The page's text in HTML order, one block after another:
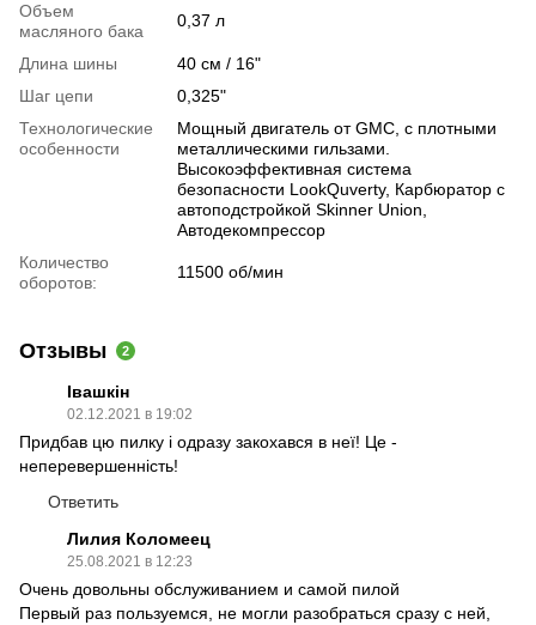
Объем
масляного бака
0,37 л
Длина шины
40 см / 16"
Шаг цепи
0,325"
Технологические
особенности
Мощный двигатель от GMC, с плотными
металлическими гильзами.
Высокоэффективная система
безопасности LookQuverty, Карбюратор с
автоподстройкой Skinner Union,
Автодекомпрессор
Количество
оборотов:
11500 об/мин
Отзывы 2
Івашкін
02.12.2021 в 19:02
Придбав цю пилку і одразу закохався в неї! Це -
неперевершенність!
Ответить
Лилия Коломеец
25.08.2021 в 12:23
Очень довольны обслуживанием и самой пилой
Первый раз пользуемся, не могли разобраться сразу с ней,